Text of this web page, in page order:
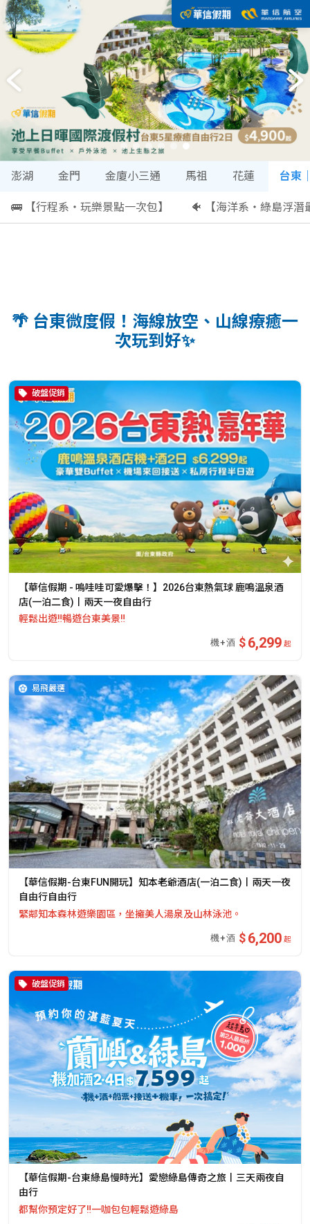
澎湖 金門 金廈小三通 馬祖 花蓮 台東
🚌 【行程系・玩樂景點一次包】 🐠 【海洋系・綠島浮潛
🌴 台東微度假！海線放空、山線療癒一
次玩到好✨
破盤促銷
【華信假期 - 嗚哇哇可愛爆擊！】2026台東熱氣球 鹿鳴溫泉酒
店(一泊二食)丨兩天一夜自由行
輕鬆出遊‼️暢遊台東美景‼️
6,299 起
易飛嚴選
【華信假期-台東FUN開玩】知本老爺酒店(一泊二食)丨兩天一夜
自由行自由行
緊鄰知本森林遊樂園區，坐擁美人湯泉及山林泳池。
6,200 起
破盤促銷
【華信假期-台東綠島慢時光】愛戀綠島傳奇之旅丨三天兩夜自
由行
都幫你預定好了‼️一咖包包輕鬆遊綠島